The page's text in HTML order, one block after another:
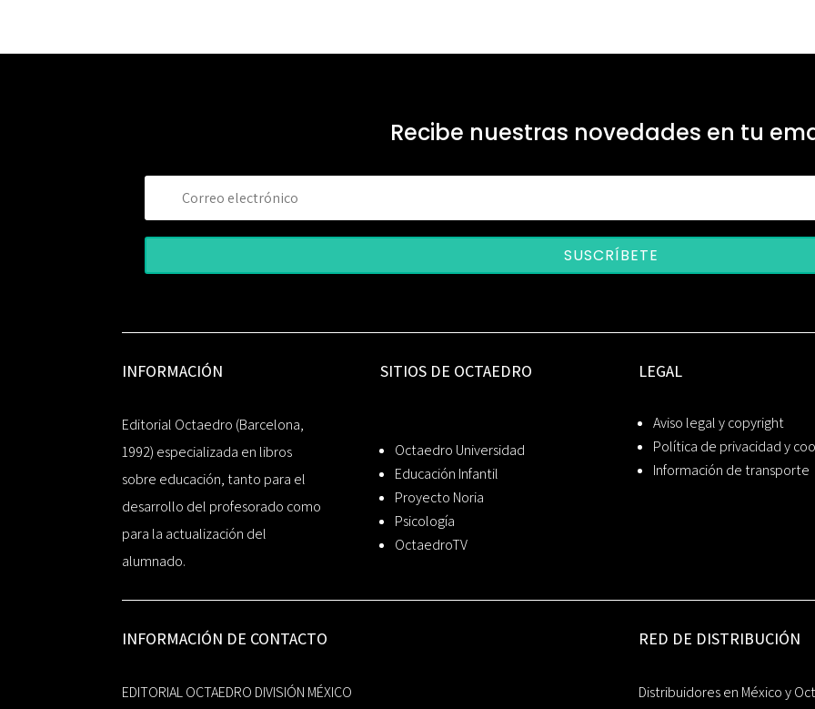
Recibe nuestras novedades en tu
SUSCRÍBETE
INFORMACIÓN
Editorial Octaedro (Barcelona,
1992) especializada en libros
sobre educación, tanto para el
desarrollo del profesorado como
para la actualización del
alumnado.
SITIOS DE OCTAEDRO
Octaedro Universidad
Educación Infantil
Proyecto Noria
Psicología
OctaedroTV
LEGAL
Aviso legal y copyright
Política de privacidad y
Información de transporte
INFORMACIÓN DE CONTACTO
EDITORIAL OCTAEDRO DIVISIÓN MÉXICO
RED DE DISTRIBUCIÓN
Distribuidores en México y